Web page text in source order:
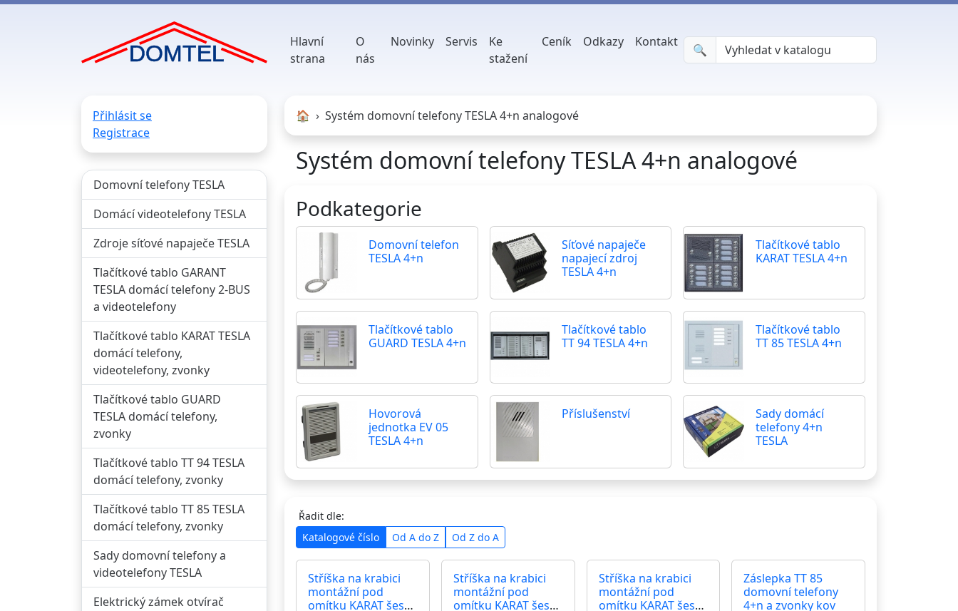
Hlavní
strana
O
nás
Novinky Servis
Ke
stažení
Ceník Odkazy Kontakt
🔍︎
Přihlásit se
Registrace
Domovní telefony TESLA
Domácí videotelefony TESLA
Zdroje síťové napaječe TESLA
Tlačítkové tablo GARANT
TESLA domácí telefony 2-BUS
a videotelefony
Tlačítkové tablo KARAT TESLA
domácí telefony,
videotelefony, zvonky
Tlačítkové tablo GUARD
TESLA domácí telefony,
zvonky
Tlačítkové tablo TT 94 TESLA
domácí telefony, zvonky
Tlačítkové tablo TT 85 TESLA
domácí telefony, zvonky
Sady domovní telefony a
videotelefony TESLA
Elektrický zámek otvírač
🏠︎ Systém domovní telefony TESLA 4+n analogové
Systém domovní telefony TESLA 4+n analogové
Podkategorie
Domovní telefon
TESLA 4+n
Síťové napaječe
napajecí zdroj
TESLA 4+n
Tlačítkové tablo
KARAT TESLA 4+n
Tlačítkové tablo
GUARD TESLA 4+n
Tlačítkové tablo
TT 94 TESLA 4+n
Tlačítkové tablo
TT 85 TESLA 4+n
Hovorová
jednotka EV 05
TESLA 4+n
Příslušenství
Sady domácí
telefony 4+n
TESLA
Řadit dle:
Katalogové číslo
Od A do Z Od Z do A
Stříška na krabici
montážní pod
omítku KARAT šest
Stříška na krabici
montážní pod
omítku KARAT šest
Stříška na krabici
montážní pod
omítku KARAT šest
Záslepka TT 85
domovní telefony
4+n a zvonky kov